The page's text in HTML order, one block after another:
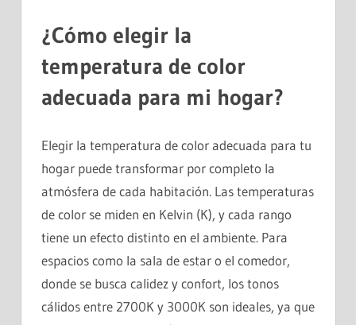
¿Cómo elegir la
temperatura de color
adecuada para mi hogar?
Elegir la temperatura de color adecuada para tu
hogar puede transformar por completo la
atmósfera de cada habitación. Las temperaturas
de color se miden en Kelvin (K), y cada rango
tiene un efecto distinto en el ambiente. Para
espacios como la sala de estar o el comedor,
donde se busca calidez y confort, los tonos
cálidos entre 2700K y 3000K son ideales, ya que